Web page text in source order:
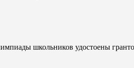
школьников удостоены